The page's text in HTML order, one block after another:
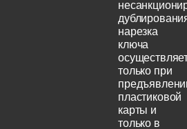
нарезка
ключа
только при
пластиковой
карты и
только в